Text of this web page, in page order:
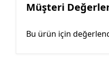
Müşteri
Bu ürün için